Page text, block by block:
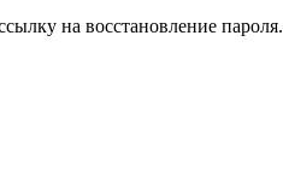
на восстановление пароля.